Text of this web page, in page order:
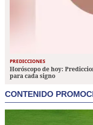
PREDICCIONES
Horóscopo de hoy:
para cada signo
CONTENIDO